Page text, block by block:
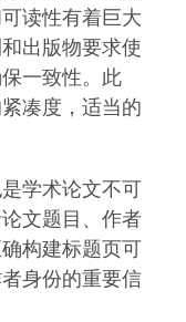
读性有着巨大
出版物要求使
一致性。此
凑度，适当的
学术论文不可
文题目、作者
构建标题页可
身份的重要信